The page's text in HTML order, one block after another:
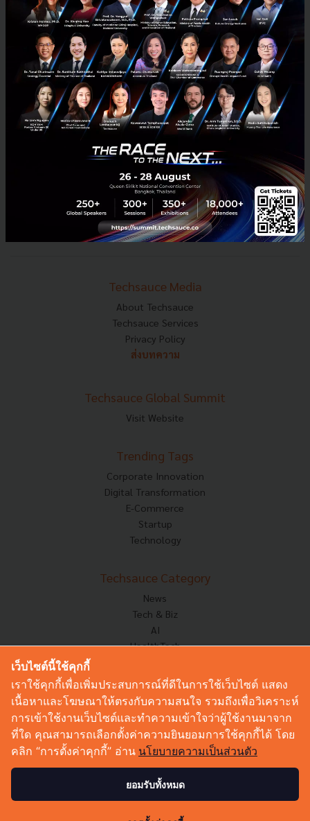
taking over a major stake in e-marketplace, according to Th...
March 22, 2018 | By
Jimmy
News Adelfos TCC Group TARAD.com The Nation
contact@techsauce.co
Tel : 02-001-5375
Mobile : 06-4658-9500
Techsauce Media
About Techsauce
Techsauce Services
Privacy Policy
ส่งบทความ
Techsauce Global Summit
Visit Website
Trending Tags
Corporate Innovation
Digital Transformation
E-Commerce
Startup
Technology
Techsauce Category
News
Tech & Biz
AI
HealthTech
Corp Innov
Saucy Thoughts
Based On
Sustainable
Videos
Podcast
เว็บไซต์นี้ใช้คุกกี้
เราใช้คุกกี้เพื่อเพิ่มประสบการณ์ที่ดีในการใช้เว็บไซต์ แสดง
เนื้อหาและโฆษณาให้ตรงกับความสนใจ รวมถึงเพื่อวิเคราะห์
การเข้าใช้งานเว็บไซต์และทำความเข้าใจว่าผู้ใช้งานมาจาก
ที่ใด คุณสามารถเลือกตั้งค่าความยินยอมการใช้คุกกี้ได้ โดย
คลิก “การตั้งค่าคุกกี้” อ่าน นโยบายความเป็นส่วนตัว
ยอมรับทั้งหมด